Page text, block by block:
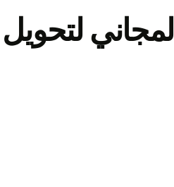
نزّل تطبيق Wise المجاني لتحويل